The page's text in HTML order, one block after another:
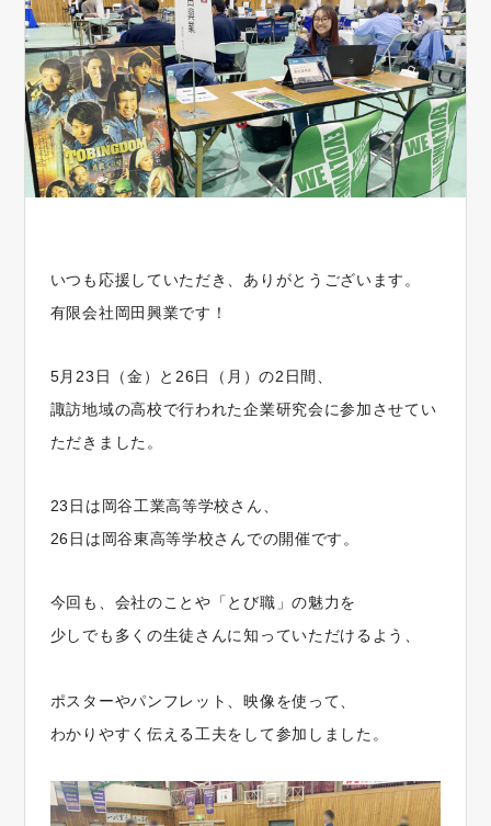
いつも応援していただき、ありがとうございます。
有限会社岡田興業です！
5月23日（金）と26日（月）の2日間、
諏訪地域の高校で行われた企業研究会に参加させてい
ただきました。
23日は岡谷工業高等学校さん、
26日は岡谷東高等学校さんでの開催です。
今回も、会社のことや「とび職」の魅力を
少しでも多くの生徒さんに知っていただけるよう、
ポスターやパンフレット、映像を使って、
わかりやすく伝える工夫をして参加しました。